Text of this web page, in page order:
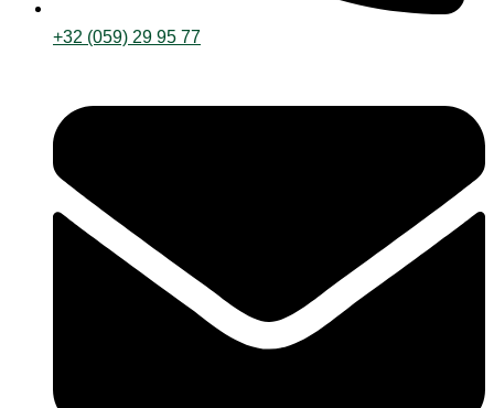
+32 (059) 29 95 77